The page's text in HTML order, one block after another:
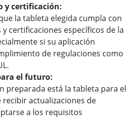
y certificación:
la tableta elegida cumpla con
certificaciones específicos de la
si su aplicación
de regulaciones como
el futuro:
preparada está la tableta para el
recibir actualizaciones de
a los requisitos